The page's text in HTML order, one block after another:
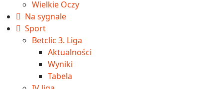
Wielkie Oczy
Na sygnale
Sport
Betclic 3. Liga
Aktualności
Wyniki
Tabela